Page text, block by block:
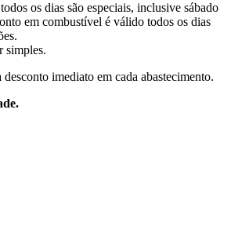
os dias são especiais, inclusive sábado
em combustível é válido todos os dias
simples.
imediato em cada abastecimento.